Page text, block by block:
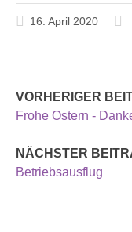
16. April 2020
VORHERIGER
Frohe Ostern -
NÄCHSTER
Betriebsausflug